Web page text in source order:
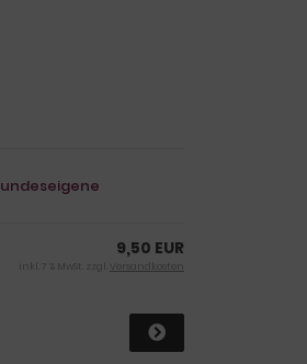
9,50 EUR
inkl. 7 % MwSt. zzgl. Versandkosten